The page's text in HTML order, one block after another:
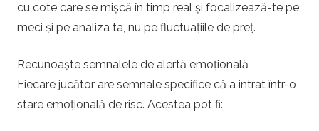
cu cote care se mișcă în timp real și focalizează-te pe
meci și pe analiza ta, nu pe fluctuațiile de preț.
Recunoaște semnalele de alertă emoțională
Fiecare jucător are semnale specifice că a intrat într-o
stare emoțională de risc. Acestea pot fi: